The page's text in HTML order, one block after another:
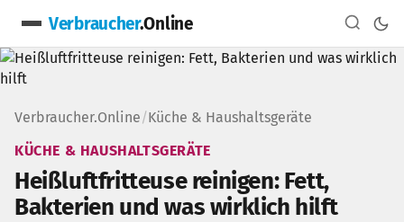
Verbraucher.Online
Verbraucher.Online/Küche & Haushaltsgeräte
KÜCHE & HAUSHALTSGERÄTE
Heißluftfritteuse reinigen: Fett,
Bakterien und was wirklich hilft